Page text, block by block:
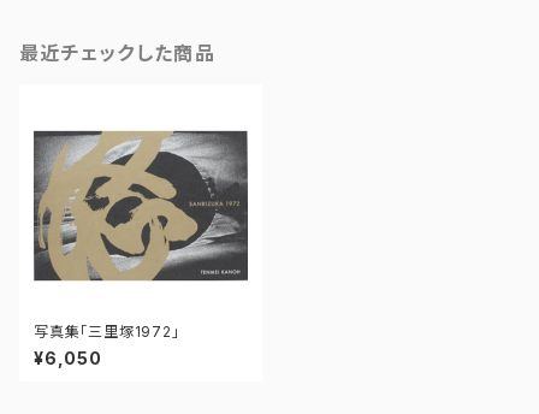
最近チェックした商品
写真集「三里塚1972」
¥6,050